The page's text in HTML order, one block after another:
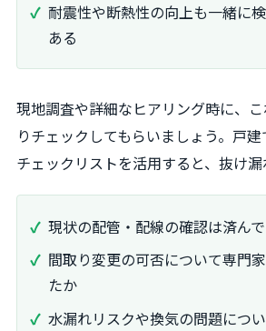
耐震性や断熱性の向上も一緒に
ある
現地調査や詳細なヒアリング時に、
りチェックしてもらいましょう。戸
チェックリストを活用すると、抜け漏
現状の配管・配線の確認は済ん
間取り変更の可否について専門
たか
水漏れリスクや換気の問題につ